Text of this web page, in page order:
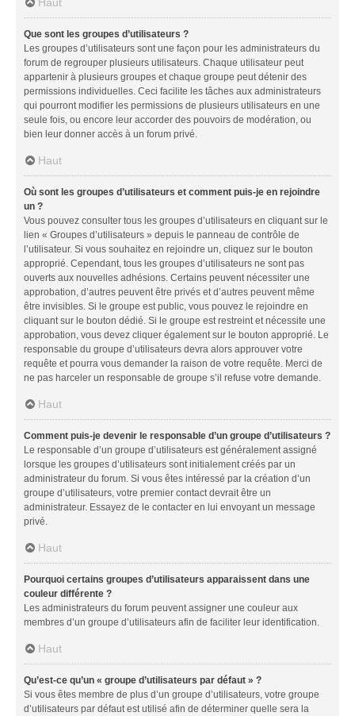
Que sont les groupes d’utilisateurs ?
Les groupes d’utilisateurs sont une façon pour les administrateurs du
forum de regrouper plusieurs utilisateurs. Chaque utilisateur peut
appartenir à plusieurs groupes et chaque groupe peut détenir des
permissions individuelles. Ceci facilite les tâches aux administrateurs
qui pourront modifier les permissions de plusieurs utilisateurs en une
seule fois, ou encore leur accorder des pouvoirs de modération, ou
bien leur donner accès à un forum privé.
Haut
Où sont les groupes d’utilisateurs et comment puis-je en rejoindre
un ?
Vous pouvez consulter tous les groupes d’utilisateurs en cliquant sur le
lien « Groupes d’utilisateurs » depuis le panneau de contrôle de
l’utilisateur. Si vous souhaitez en rejoindre un, cliquez sur le bouton
approprié. Cependant, tous les groupes d’utilisateurs ne sont pas
ouverts aux nouvelles adhésions. Certains peuvent nécessiter une
approbation, d’autres peuvent être privés et d’autres peuvent même
être invisibles. Si le groupe est public, vous pouvez le rejoindre en
cliquant sur le bouton dédié. Si le groupe est restreint et nécessite une
approbation, vous devez cliquer également sur le bouton approprié. Le
responsable du groupe d’utilisateurs devra alors approuver votre
requête et pourra vous demander la raison de votre requête. Merci de
ne pas harceler un responsable de groupe s’il refuse votre demande.
Haut
Comment puis-je devenir le responsable d’un groupe d’utilisateurs ?
Le responsable d’un groupe d’utilisateurs est généralement assigné
lorsque les groupes d’utilisateurs sont initialement créés par un
administrateur du forum. Si vous êtes intéressé par la création d’un
groupe d’utilisateurs, votre premier contact devrait être un
administrateur. Essayez de le contacter en lui envoyant un message
privé.
Haut
Pourquoi certains groupes d’utilisateurs apparaissent dans une
couleur différente ?
Les administrateurs du forum peuvent assigner une couleur aux
membres d’un groupe d’utilisateurs afin de faciliter leur identification.
Haut
Qu’est-ce qu’un « groupe d’utilisateurs par défaut » ?
Si vous êtes membre de plus d’un groupe d’utilisateurs, votre groupe
d’utilisateurs par défaut est utilisé afin de déterminer quelle sera la